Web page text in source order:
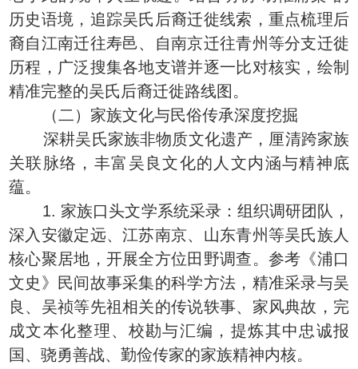
历史语境，追踪吴氏后裔迁徙线索，重点梳理后
裔自江南迁往寿邑、自南京迁往青州等分支迁徙
历程，广泛搜集各地支谱并逐一比对核实，绘制
精准完整的吴氏后裔迁徙路线图。
（二）家族文化与民俗传承深度挖掘
深耕吴氏家族非物质文化遗产，厘清跨家族
关联脉络，丰富吴良文化的人文内涵与精神底
蕴。
1. 家族口头文学系统采录：组织调研团队，
深入安徽定远、江苏南京、山东青州等吴氏族人
核心聚居地，开展全方位田野调查。参考《浦口
文史》民间故事采集的科学方法，精准采录与吴
良、吴祯等先祖相关的传说轶事、家风典故，完
成文本化整理、校勘与汇编，提炼其中忠诚报
国、骁勇善战、勤俭传家的家族精神内核。